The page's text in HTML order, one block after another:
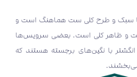
سبک و طرح کلی ست هماهنگ است و
و ظاهر کلی است. بعضی سرویس‌ها
انگشتر با نگین‌های برجسته هستند که